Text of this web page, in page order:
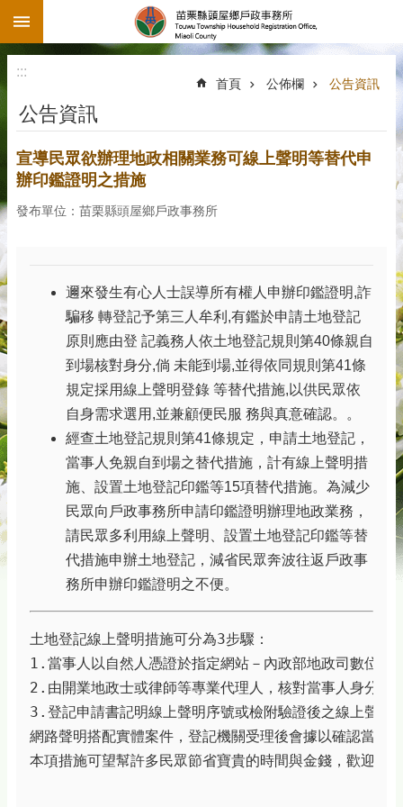
跳到主要內容區塊
:::
首頁 公佈欄 公告資訊
公告資訊
宣導民眾欲辦理地政相關業務可線上聲明等替代申
辦印鑑證明之措施
發布單位：苗栗縣頭屋鄉戶政事務所
邇來發生有心人士誤導所有權人申辦印鑑證明,詐
騙移 轉登記予第三人牟利,有鑑於申請土地登記
原則應由登 記義務人依土地登記規則第40條親自
到場核對身分,倘 未能到場,並得依同規則第41條
規定採用線上聲明登錄 等替代措施,以供民眾依
自身需求選用,並兼顧便民服 務與真意確認。。
經查土地登記規則第41條規定，申請土地登記，
當事人免親自到場之替代措施，計有線上聲明措
施、設置土地登記印鑑等15項替代措施。為減少
民眾向戶政事務所申請印鑑證明辦理地政業務，
請民眾多利用線上聲明、設置土地登記印鑑等替
代措施申辦土地登記，減省民眾奔波往返戶政事
務所申辦印鑑證明之不便。
土地登記線上聲明措施可分為3步驟：
1.當事人以自然人憑證於指定網站－內政部地政司數位
2.由開業地政士或律師等專業代理人，核對當事人身分後
3.登記申請書記明線上聲明序號或檢附驗證後之線上聲明
網路聲明搭配實體案件，登記機關受理後會據以確認當事
本項措施可望幫許多民眾節省寶貴的時間與金錢，歡迎多